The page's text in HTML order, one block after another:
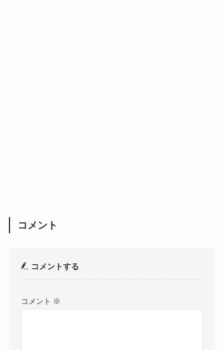
コメント
コメントする
コメント ※